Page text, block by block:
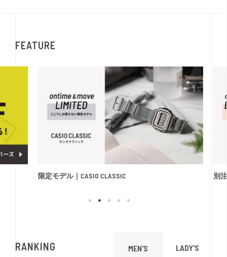
FEATURE
限定モデル｜CASIO CLASSIC 別
RANKING MEN'S LADY'S